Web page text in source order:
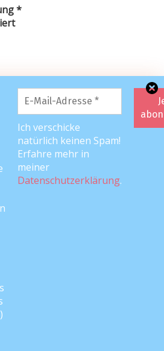
Ich verschicke
natürlich keinen Spam!
Erfahre mehr in
meiner
Datenschutzerklärung.
*
! <3